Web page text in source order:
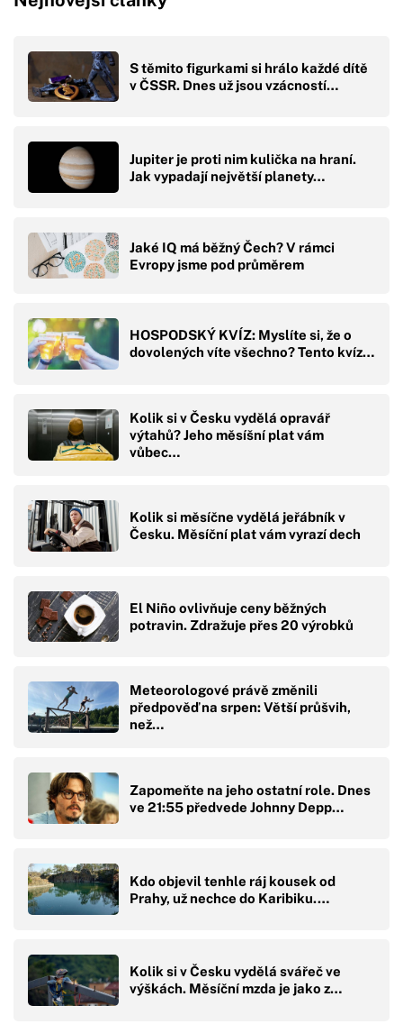
S těmito figurkami si hrálo každé dítě
v ČSSR. Dnes už jsou vzácností…
Jupiter je proti nim kulička na hraní.
Jak vypadají největší planety…
Jaké IQ má běžný Čech? V rámci
Evropy jsme pod průměrem
HOSPODSKÝ KVÍZ: Myslíte si, že o
dovolených víte všechno? Tento kvíz…
Kolik si v Česku vydělá opravář
výtahů? Jeho měsíšní plat vám
vůbec…
Kolik si měsíčne vydělá jeřábník v
Česku. Měsíční plat vám vyrazí dech
El Niño ovlivňuje ceny běžných
potravin. Zdražuje přes 20 výrobků
Meteorologové právě změnili
předpověď na srpen: Větší průšvih,
než…
Zapomeňte na jeho ostatní role. Dnes
ve 21:55 předvede Johnny Depp…
Kdo objevil tenhle ráj kousek od
Prahy, už nechce do Karibiku.…
Kolik si v Česku vydělá svářeč ve
výškách. Měsíční mzda je jako z…